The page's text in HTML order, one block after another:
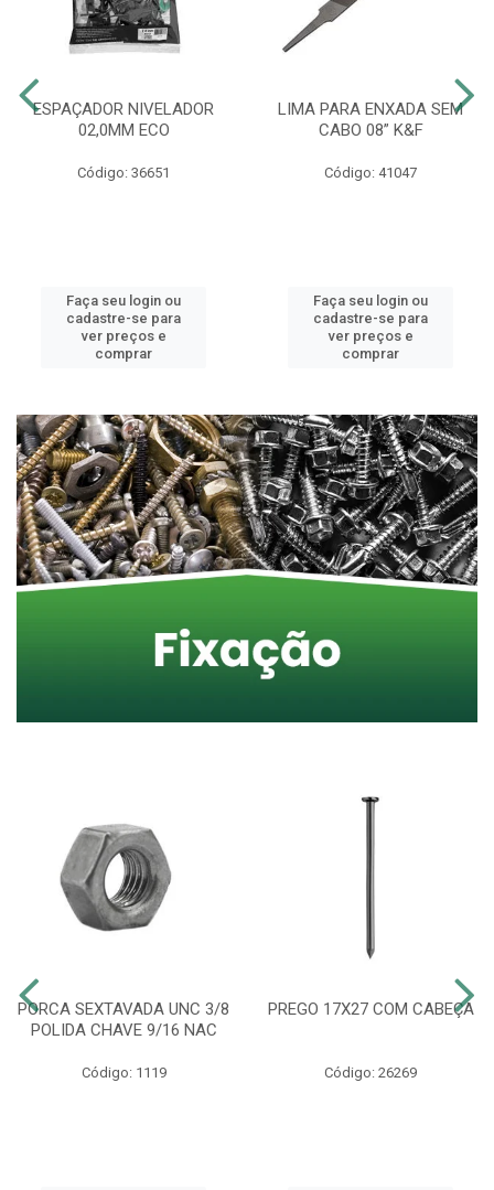
ESPAÇADOR NIVELADOR
02,0MM ECO
Código: 36651
Faça seu login ou
cadastre-se para
ver preços e
comprar
LIMA PARA ENXADA SEM
CABO 08” K&F
Código: 41047
Faça seu login ou
cadastre-se para
ver preços e
comprar
PORCA SEXTAVADA UNC 3/8
POLIDA CHAVE 9/16 NAC
Código: 1119
PREGO 17X27 COM CABEÇA
Código: 26269